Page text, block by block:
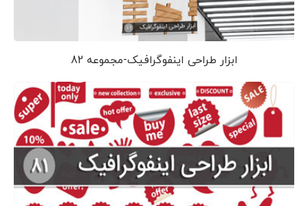
ابزار طراحی اینفوگرافیک-مجموعه 82